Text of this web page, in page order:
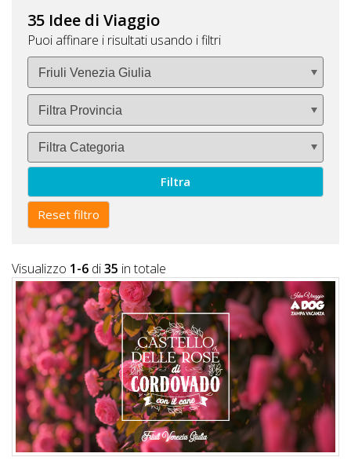
con
Noi
Inserisci
Attività
Accedi
35 Idee di Viaggio
Puoi affinare i risultati usando i filtri
Filtra
Reset filtro
Visualizzo 1-6 di35 in totale